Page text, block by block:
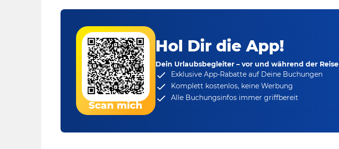
Scan mich
Hol Dir die App!
Dein Urlaubsbegleiter – vor und während der Reise
Exklusive App-Rabatteauf Deine Buchungen
Komplett kostenlos, keine Werbung
Alle Buchungsinfos immer griffbereit